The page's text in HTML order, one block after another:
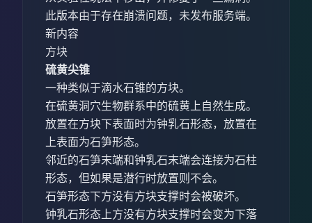
此版本由于存在崩溃问题，未发布服务端。
新内容
方块
硫黄尖锥
一种类似于滴水石锥的方块。
在硫黄洞穴生物群系中的硫黄上自然生成。
放置在方块下表面时为钟乳石形态，放置在
上表面为石笋形态。
邻近的石笋末端和钟乳石末端会连接为石柱
形态，但如果是潜行时放置则不会。
石笋形态下方没有方块支撑时会被破坏。
钟乳石形态上方没有方块支撑时会变为下落